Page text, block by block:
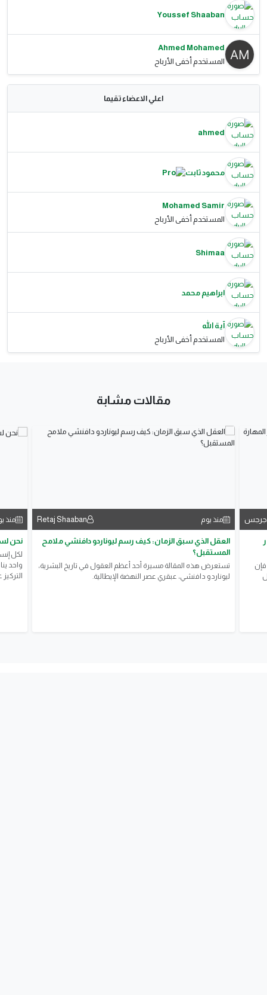
Youssef Shaaban
Ahmed Mohamed
المستخدم أخفى الأرباح
اعلي الاعضاء تقيما
ahmed
محمود ثابت
Mohamed Samir
المستخدم أخفى الأرباح
Shimaa
ابراهيم محمد
آية الله
المستخدم أخفى الأرباح
مقالات مشابة
جرجس
فإن
منذ يوم Retaj Shaaban
العقل الذي سبق الزمان: كيف رسم ليوناردو دافنشي ملامح
المستقبل؟
تستعرض هذه المقالة مسيرة أحد أعظم العقول في تاريخ البشرية،
ليوناردو دافنشي، عبقري عصر النهضة الإيطالية.
منذ
نحن
لكل
واحد